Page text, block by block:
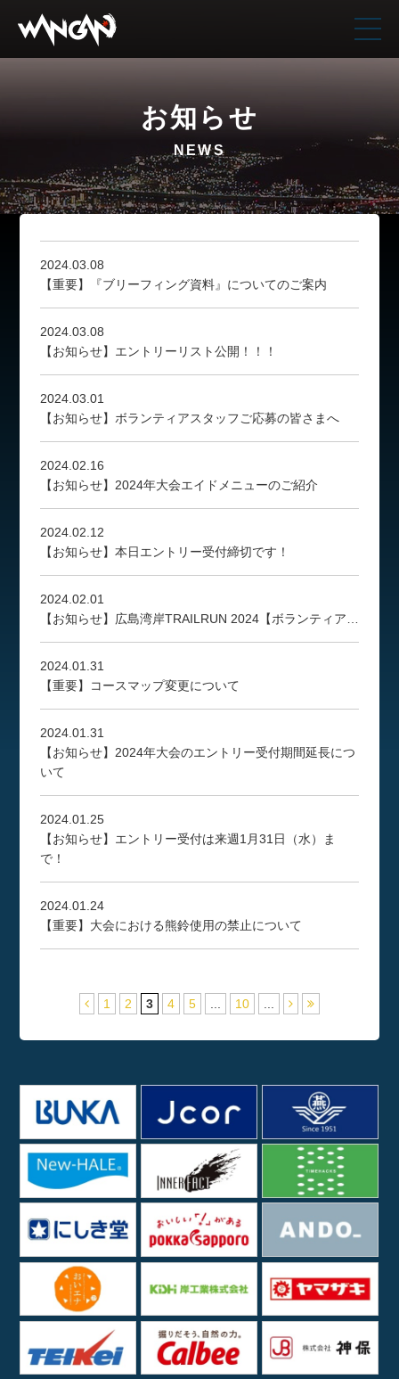
お知らせ
NEWS
2024.03.08
【重要】『ブリーフィング資料』についてのご案内
2024.03.08
【お知らせ】エントリーリスト公開！！！
2024.03.01
【お知らせ】ボランティアスタッフご応募の皆さまへ
2024.02.16
【お知らせ】2024年大会エイドメニューのご紹介
2024.02.12
【お知らせ】本日エントリー受付締切です！
2024.02.01
【お知らせ】広島湾岸TRAILRUN 2024【ボランティア…
2024.01.31
【重要】コースマップ変更について
2024.01.31
【お知らせ】2024年大会のエントリー受付期間延長につ
いて
2024.01.25
【お知らせ】エントリー受付は来週1月31日（水）ま
で！
2024.01.24
【重要】大会における熊鈴使用の禁止について
1 2 3 4 5 10